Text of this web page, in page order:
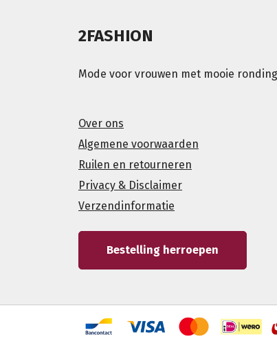
2FASHION
Mode voor vrouwen met mooie
Over ons
Algemene voorwaarden
Ruilen en retourneren
Privacy & Disclaimer
Verzendinformatie
Bestelling herroepen